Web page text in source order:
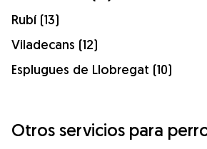
Rubí (13)
Viladecans (12)
Esplugues de Llobregat (10)
Otros servicios para